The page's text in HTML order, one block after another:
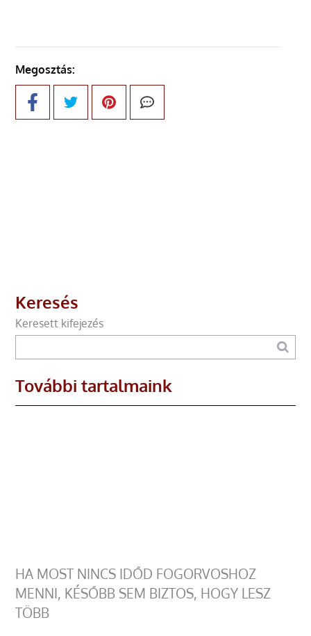
Megosztás:
Keresés
Keresett kifejezés
További tartalmaink
HA MOST NINCS IDŐD FOGORVOSHOZ
MENNI, KÉSŐBB SEM BIZTOS, HOGY LESZ
TÖBB